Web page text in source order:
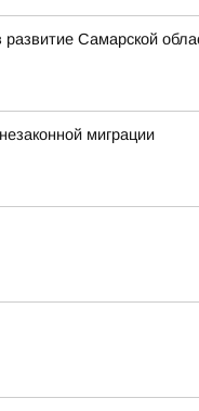
Самарской
миграции